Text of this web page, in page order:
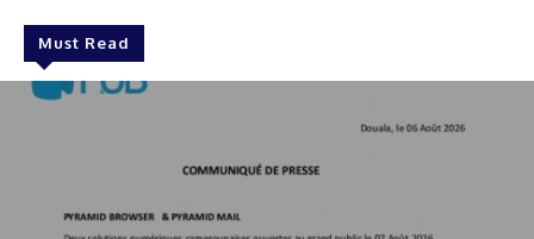
Must Read